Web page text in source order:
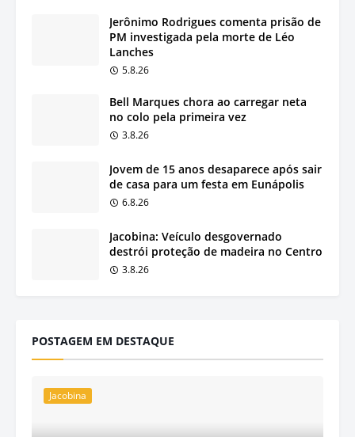
Jerônimo Rodrigues comenta prisão de
PM investigada pela morte de Léo
Lanches
5.8.26
Bell Marques chora ao carregar neta
no colo pela primeira vez
3.8.26
Jovem de 15 anos desaparece após sair
de casa para um festa em Eunápolis
6.8.26
Jacobina: Veículo desgovernado
destrói proteção de madeira no Centro
3.8.26
POSTAGEM EM DESTAQUE
Jacobina